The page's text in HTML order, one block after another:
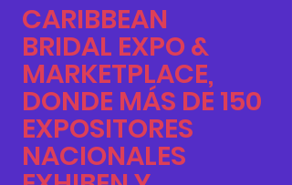
CARIBBEAN
BRIDAL EXPO &
MARKETPLACE,
DONDE MÁS DE 150
EXPOSITORES
NACIONALES